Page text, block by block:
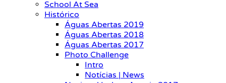
School At Sea
Histórico
Águas Abertas 2019
Águas Abertas 2018
Águas Abertas 2017
Photo Challenge
Intro
Notícias | News